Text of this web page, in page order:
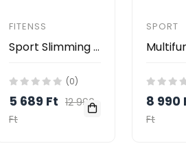
FITENSS
Sport Slimming Abs Izomstimuláló has-és kartapasz / vezeték nélküli testkarcsúsító, választható intenzitással
(0)
5 689 Ft 12 990
Ft
SPORT
8 990
Ft